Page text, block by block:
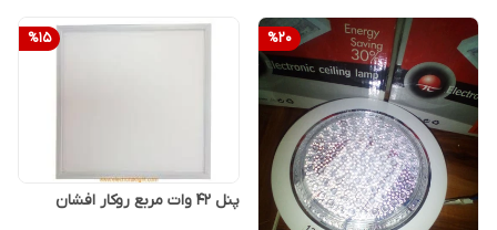
%20
%15
پنل 42 وات مربع روکار افشان